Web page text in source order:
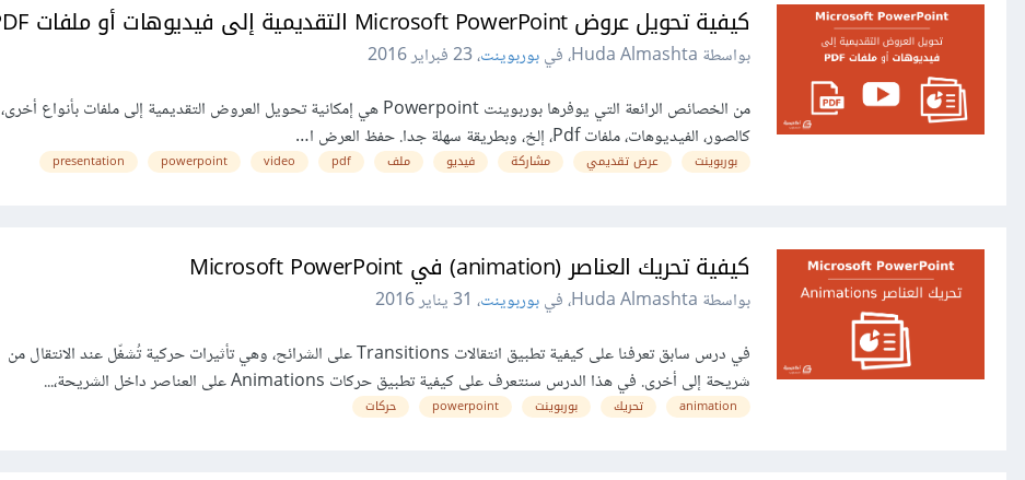
كيفية تحويل عروض Microsoft PowerPoint التقديمية إلى فيديوهات أو ملفات PDF
بواسطة Huda Almashta، في بوربوينت،23 فبراير 2016
من الخصائص الرائعة التي يوفرها بوربوينت Powerpoint هي إمكانية تحويل العروض التقديمية إلى ملفات بأنواع أخرى،
كالصور، الفيديوهات، ملفات Pdf، إلخ، وبطريقة سهلة جدا. حفظ العرض ا…
بوربوينت عرض تقديمي مشاركة فيديو ملف pdf
video
powerpoint
presentation
كيفية تحريك العناصر (animation) في Microsoft PowerPoint
بواسطة Huda Almashta، في بوربوينت، 31 يناير 2016
في درس سابق تعرفنا على كيفية تطبيق انتقالات Transitions على الشرائح، وهي تأثيرات حركية تُشغّل عند الانتقال من
شريحة إلى أخرى. في هذا الدرس سنتعرف على كيفية تطبيق حركات Animations على العناصر داخل الشريحة،...
animation تحريك بوربوينت powerpoint حركات